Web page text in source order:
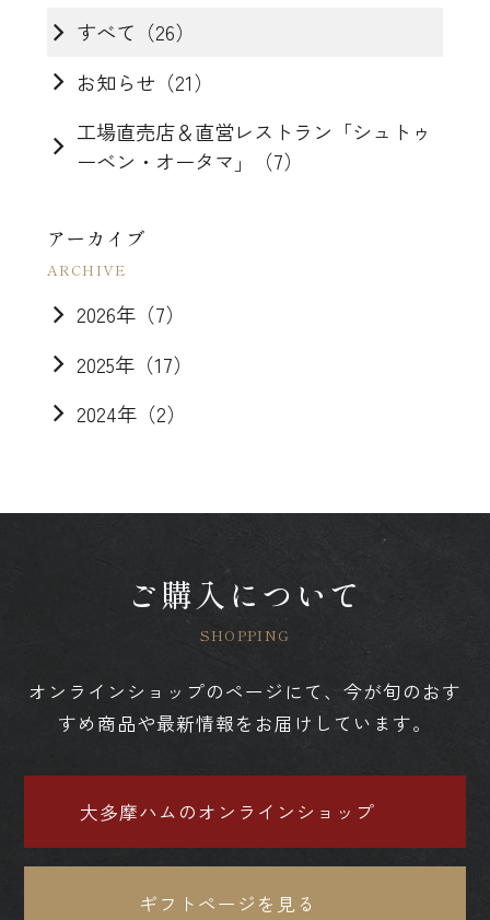
すべて（26）
お知らせ（21）
工場直売店＆直営レストラン「シュトゥ
ーベン・オータマ」（7）
アーカイブ
2026年（7）
2025年（17）
2024年（2）
ご購入について
オンラインショップのページにて、今が旬のおす
すめ商品や最新情報をお届けしています。
大多摩ハムのオンラインショップ
ギフトページを見る